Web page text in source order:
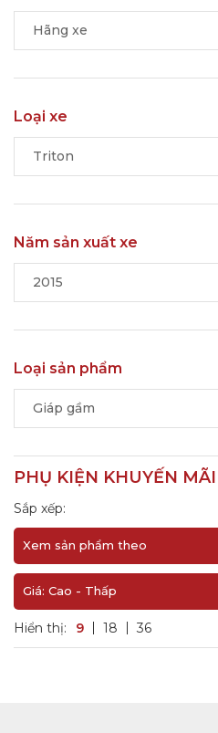
Hãng xe
Loại xe
Triton
Năm sản xuất xe
2015
Loại sản phẩm
Giáp gầm
PHỤ KIỆN KHUYẾN MÃI
Sắp xếp:
Xem sản phẩm theo
Giá: Cao - Thấp
Hiển thị: 9 18 36